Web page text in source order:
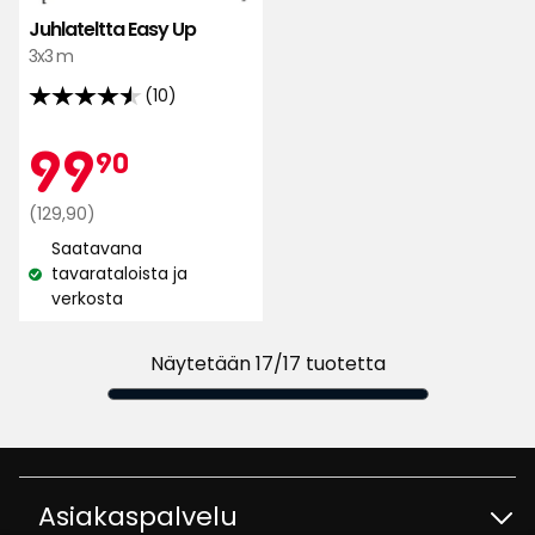
Juhlateltta Easy Up
3x3 m
(10)
4.5
5:stä,
10
arvostelun
perusteella
9990
€
Normaali
hinta
129,90
€
(129,90)
Katso
saatavuus:
Saatavana
tavarataloista ja
verkosta
Näytetään 17/17 tuotetta
Asiakaspalvelu